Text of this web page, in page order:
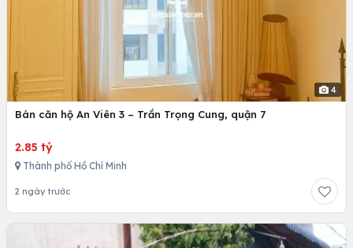
4
Bán căn hộ An Viên 3 – Trần Trọng Cung, quận 7
2.85 tỷ
Thành phố Hồ Chí Minh
2 ngày trước